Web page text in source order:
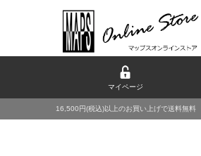
マイページ
16,500円(税込)以上のお買い上げで送料無料